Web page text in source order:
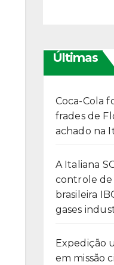
Últimas
Coca-Cola
frades de
achado na
A Italiana
controle de
brasileira
gases
Expedição
em missão